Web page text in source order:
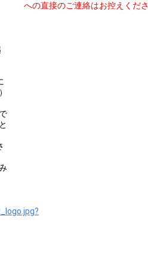
への直接のご連絡はお控えくだ